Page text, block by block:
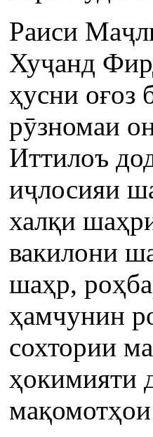
Раиси
Хуҷанд
ҳусни оғоз
рӯзномаи
Иттилоъ
иҷлосияи
халқи
вакилони
шаҳр,
ҳамчунин
сохтории
ҳокимияти